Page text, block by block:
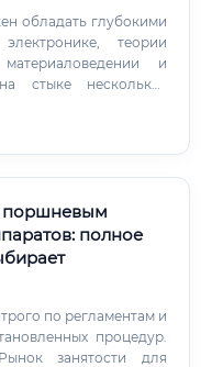
обладать глубокими
теории
материаловедении и
стыке нескольких
создать надежные,
поршневым
полное
по регламентам и
процедур.
занятости для